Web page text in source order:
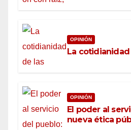
OPINIÓN
La
OPINIÓN
El poder al
nueva ética